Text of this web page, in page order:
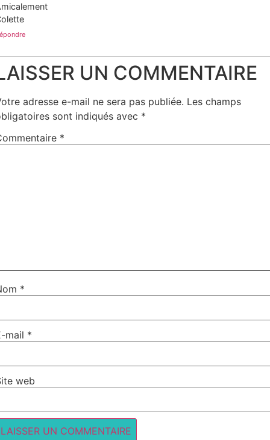
UN COMMENTAIRE
adresse e-mail ne sera pas publiée. Les champs
sont indiqués avec *
*
*
mail *
web